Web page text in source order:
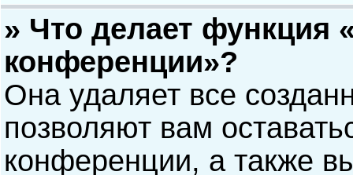
» Что делает функция
конференции»?
Она удаляет все
позволяют вам
конференции, а также